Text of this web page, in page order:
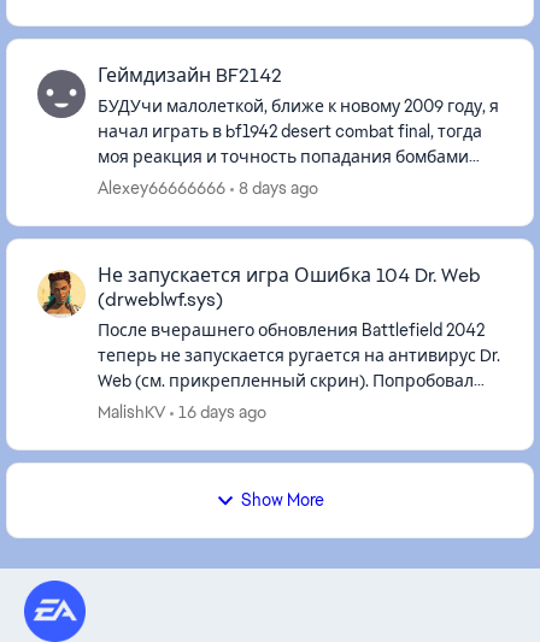
Геймдизайн BF2142
БУДУчи малолеткой, ближе к новому 2009 году, я
начал играть в bf1942 desert combat final, тогда
моя реакция и точность попадания бомбами
самолётов была больше. но мне очень
Alexey66666666 8 days ago
Не запускается игра Ошибка 104 Dr. Web
(drweblwf.sys)
После вчерашнего обновления Battlefield 2042
теперь не запускается ругается на антивирус Dr.
Web (см. прикрепленный скрин). Попробовал
разные решения проблемы, в итоге написал в
MalishKV 16 days ago
Show More